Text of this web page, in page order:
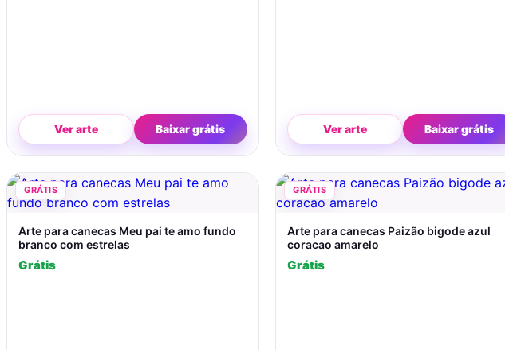
Ver arte Baixar grátis Ver arte Baixar grátis
GRÁTIS
Arte para canecas Meu pai te amo fundo
branco com estrelas
Grátis
GRÁTIS
Arte para canecas Paizão bigode azul
coracao amarelo
Grátis